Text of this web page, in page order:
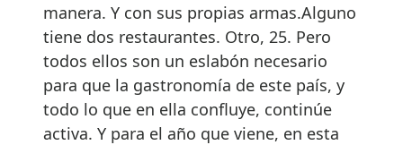
manera. Y con sus propias armas.Alguno
tiene dos restaurantes. Otro, 25. Pero
todos ellos son un eslabón necesario
para que la gastronomía de este país, y
todo lo que en ella confluye, continúe
activa. Y para el año que viene, en esta